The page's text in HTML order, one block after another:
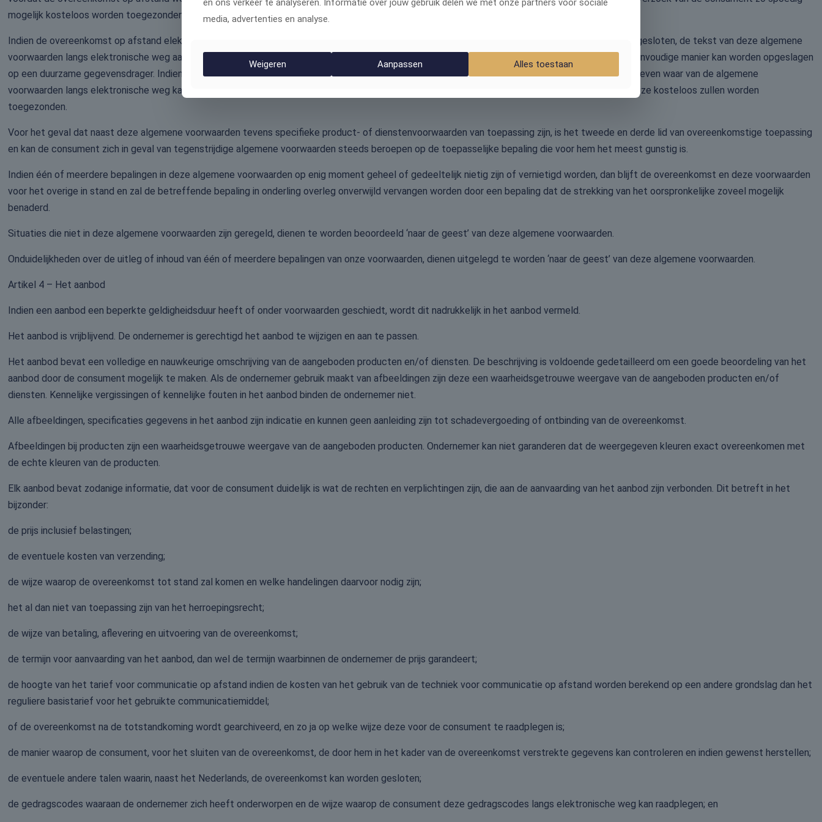
mogelijk kosteloos worden toegezonden.
Indien de overeenkomst op afstand elektronisch wordt gesloten, kan in afwijking van het vorige lid en voordat de overeenkomst op afstand wordt gesloten, de tekst van deze algemene
voorwaarden langs elektronische weg aan de consument ter beschikking worden gesteld op zodanige wijze dat deze door de consument op een eenvoudige manier kan worden opgeslagen
op een duurzame gegevensdrager. Indien dit redelijkerwijs niet mogelijk is, zal voordat de overeenkomst op afstand wordt gesloten, worden aangegeven waar van de algemene
voorwaarden langs elektronische weg kan worden kennisgenomen en dat zij op verzoek van de consument langs elektronische weg of op andere wijze kosteloos zullen worden
toegezonden.
Voor het geval dat naast deze algemene voorwaarden tevens specifieke product- of dienstenvoorwaarden van toepassing zijn, is het tweede en derde lid van overeenkomstige toepassing
en kan de consument zich in geval van tegenstrijdige algemene voorwaarden steeds beroepen op de toepasselijke bepaling die voor hem het meest gunstig is.
Indien één of meerdere bepalingen in deze algemene voorwaarden op enig moment geheel of gedeeltelijk nietig zijn of vernietigd worden, dan blijft de overeenkomst en deze voorwaarden
voor het overige in stand en zal de betreffende bepaling in onderling overleg onverwijld vervangen worden door een bepaling dat de strekking van het oorspronkelijke zoveel mogelijk
benaderd.
Situaties die niet in deze algemene voorwaarden zijn geregeld, dienen te worden beoordeeld ‘naar de geest’ van deze algemene voorwaarden.
Onduidelijkheden over de uitleg of inhoud van één of meerdere bepalingen van onze voorwaarden, dienen uitgelegd te worden ‘naar de geest’ van deze algemene voorwaarden.
Artikel 4 – Het aanbod
Indien een aanbod een beperkte geldigheidsduur heeft of onder voorwaarden geschiedt, wordt dit nadrukkelijk in het aanbod vermeld.
Het aanbod is vrijblijvend. De ondernemer is gerechtigd het aanbod te wijzigen en aan te passen.
Het aanbod bevat een volledige en nauwkeurige omschrijving van de aangeboden producten en/of diensten. De beschrijving is voldoende gedetailleerd om een goede beoordeling van het
aanbod door de consument mogelijk te maken. Als de ondernemer gebruik maakt van afbeeldingen zijn deze een waarheidsgetrouwe weergave van de aangeboden producten en/of
diensten. Kennelijke vergissingen of kennelijke fouten in het aanbod binden de ondernemer niet.
Alle afbeeldingen, specificaties gegevens in het aanbod zijn indicatie en kunnen geen aanleiding zijn tot schadevergoeding of ontbinding van de overeenkomst.
Afbeeldingen bij producten zijn een waarheidsgetrouwe weergave van de aangeboden producten. Ondernemer kan niet garanderen dat de weergegeven kleuren exact overeenkomen met
de echte kleuren van de producten.
Elk aanbod bevat zodanige informatie, dat voor de consument duidelijk is wat de rechten en verplichtingen zijn, die aan de aanvaarding van het aanbod zijn verbonden. Dit betreft in het
bijzonder:
de prijs inclusief belastingen;
de eventuele kosten van verzending;
de wijze waarop de overeenkomst tot stand zal komen en welke handelingen daarvoor nodig zijn;
het al dan niet van toepassing zijn van het herroepingsrecht;
de wijze van betaling, aflevering en uitvoering van de overeenkomst;
de termijn voor aanvaarding van het aanbod, dan wel de termijn waarbinnen de ondernemer de prijs garandeert;
de hoogte van het tarief voor communicatie op afstand indien de kosten van het gebruik van de techniek voor communicatie op afstand worden berekend op een andere grondslag dan het
reguliere basistarief voor het gebruikte communicatiemiddel;
of de overeenkomst na de totstandkoming wordt gearchiveerd, en zo ja op welke wijze deze voor de consument te raadplegen is;
de manier waarop de consument, voor het sluiten van de overeenkomst, de door hem in het kader van de overeenkomst verstrekte gegevens kan controleren en indien gewenst herstellen;
de eventuele andere talen waarin, naast het Nederlands, de overeenkomst kan worden gesloten;
de gedragscodes waaraan de ondernemer zich heeft onderworpen en de wijze waarop de consument deze gedragscodes langs elektronische weg kan raadplegen; en
en ons verkeer te analyseren. Informatie over jouw gebruik delen we met onze partners voor sociale
media, advertenties en analyse.
Weigeren Aanpassen Alles toestaan